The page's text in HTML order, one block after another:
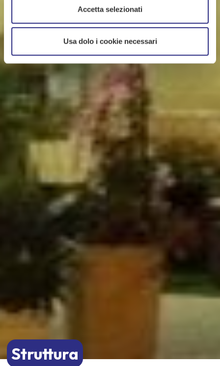
Accetta selezionati
Usa dolo i cookie necessari
Struttura